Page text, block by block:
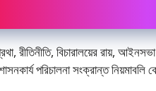
রীতিনীতি, বিচারালয়ের রায়,
পরিচালনা সংক্রান্ত নিয়মাবলি